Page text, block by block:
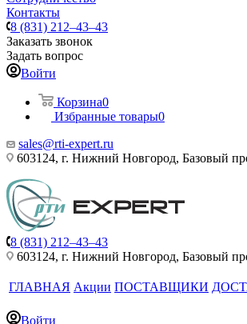
Контакты
8 (831) 212–43–43
Заказать звонок
Задать вопрос
Войти
Корзина0
Избранные товары0
sales@rti-expert.ru
603124, г. Нижний Новгород, Базовый
8 (831) 212–43–43
603124, г. Нижний Новгород, Базовый
ГЛАВНАЯ Акции ПОСТАВЩИКИ
Войти